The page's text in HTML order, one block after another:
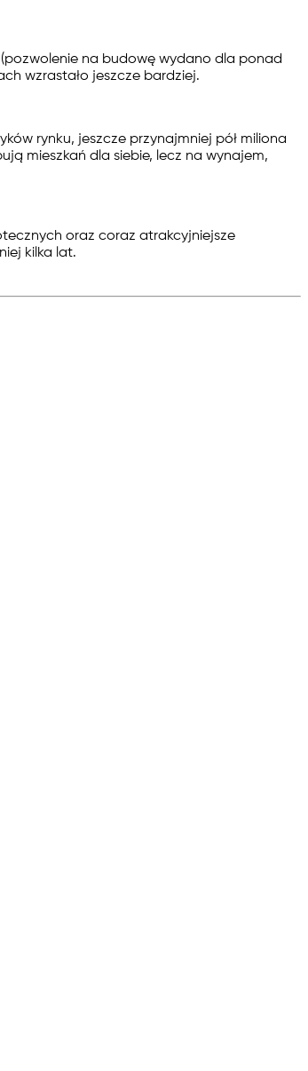
na budowę wydano dla ponad
wzrastało jeszcze bardziej.
rynku, jeszcze przynajmniej pół miliona
mieszkań dla siebie, lecz na wynajem,
oraz coraz atrakcyjniejsze
kilka lat.